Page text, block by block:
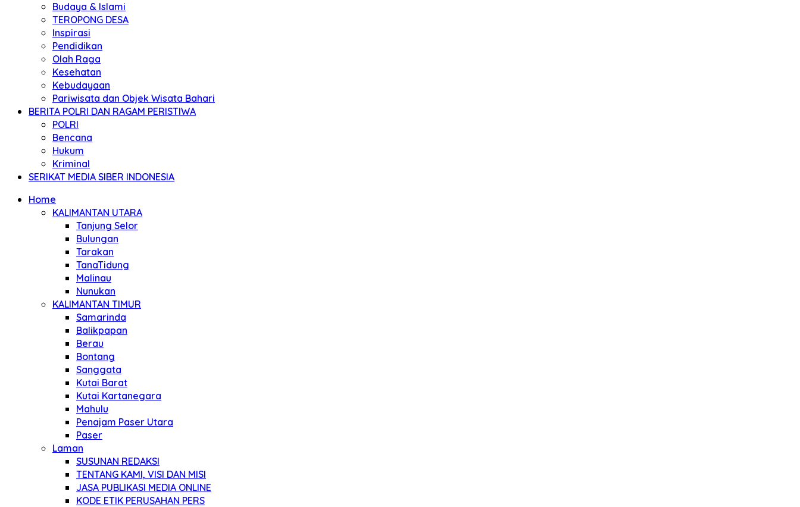
Budaya & Islami
TEROPONG DESA
Inspirasi
Pendidikan
Olah Raga
Kesehatan
Kebudayaan
Pariwisata dan Objek Wisata Bahari
BERITA POLRI DAN RAGAM PERISTIWA
POLRI
Bencana
Hukum
Kriminal
SERIKAT MEDIA SIBER INDONESIA
Home
KALIMANTAN UTARA
Tanjung Selor
Bulungan
Tarakan
TanaTidung
Malinau
Nunukan
KALIMANTAN TIMUR
Samarinda
Balikpapan
Berau
Bontang
Sanggata
Kutai Barat
Kutai Kartanegara
Mahulu
Penajam Paser Utara
Paser
Laman
SUSUNAN REDAKSI
TENTANG KAMI, VISI DAN MISI
JASA PUBLIKASI MEDIA ONLINE
KODE ETIK PERUSAHAN PERS